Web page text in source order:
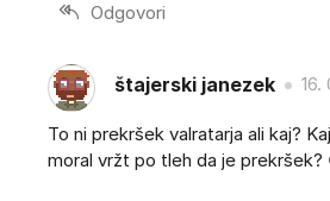
Odgovori
štajerski janezek 16.
To ni prekršek valratarja ali kaj?
moral vržt po tleh da je prekršek?